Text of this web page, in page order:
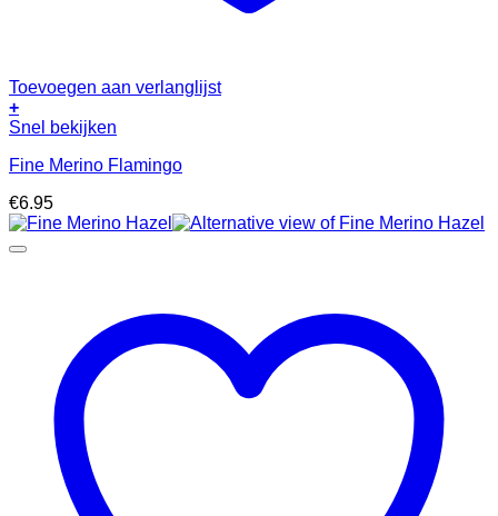
Toevoegen aan verlanglijst
+
Snel bekijken
Fine Merino Flamingo
€6.95